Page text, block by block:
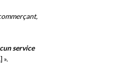
service
».